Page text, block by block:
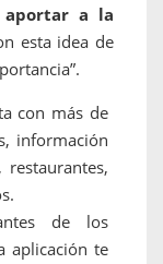
aportar a la
esta idea de
con más de
información
restaurantes,
de los
aplicación te